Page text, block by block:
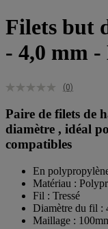
Filets but
- 4,0 mm
(0)
Paire de filets de
diamètre , idéal
compatibles
En
Matériau :
Fil : Tressé
Diamètre du fil :
Maillage :